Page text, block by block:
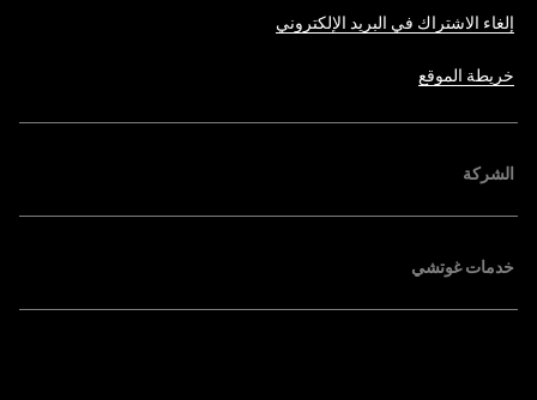
إلغاء الاشتراك في البريد الإلكتروني
خريطة الموقع
الشركة
خدمات غوتشي